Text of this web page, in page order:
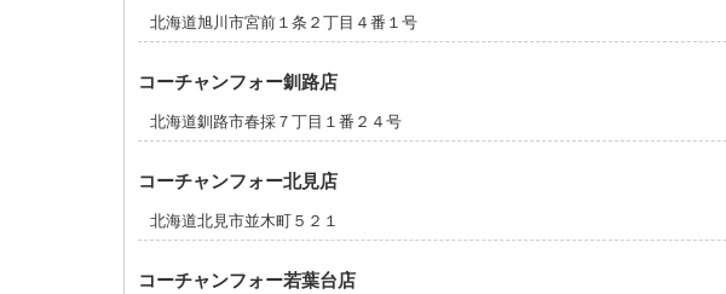
北海道旭川市宮前１条２丁目４番１号
コーチャンフォー釧路店
北海道釧路市春採７丁目１番２４号
コーチャンフォー北見店
北海道北見市並木町５２１
コーチャンフォー若葉台店